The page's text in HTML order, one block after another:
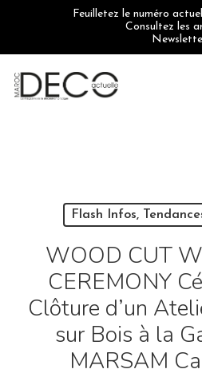
Feuilletez le numéro
Consultez les
Flash Infos,
WOOD CUT
CEREMONY
Clôture d’un
sur Bois à la
MARSAM